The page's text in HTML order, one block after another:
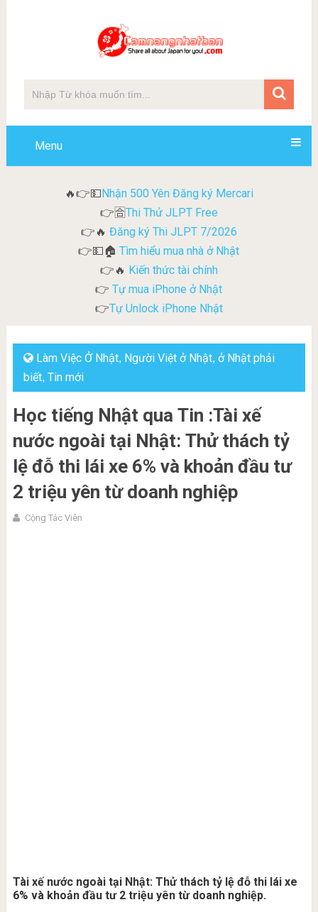
Menu
🔥👉💵Nhận 500 Yên Đăng ký Mercari
👉🈴Thi Thử JLPT Free
👉🔥 Đăng ký Thi JLPT 7/2026
👉💵🏠Tìm hiểu mua nhà ở Nhật
👉🔥 Kiến thức tài chính
👉 Tự mua iPhone ở Nhật
👉Tự Unlock iPhone Nhật
Làm Việc Ở Nhật, Người Việt ở Nhật, ở Nhật phải
biết, Tin mới
Học tiếng Nhật qua Tin :Tài xế
nước ngoài tại Nhật: Thử thách tỷ
lệ đỗ thi lái xe 6% và khoản đầu tư
2 triệu yên từ doanh nghiệp
Cộng Tác Viên
Tài xế nước ngoài tại Nhật: Thử thách tỷ lệ đỗ thi lái xe
6% và khoản đầu tư 2 triệu yên từ doanh nghiệp.